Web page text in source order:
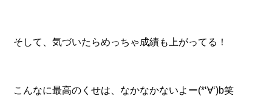
そして、気づいたらめっちゃ成績も上がってる！
こんなに最高のくせは、なかなかないよー(*‘∀‘)b笑